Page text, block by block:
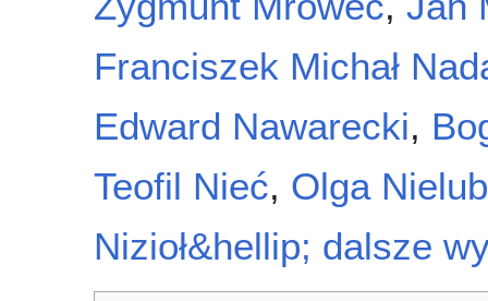
Franciszek Michał
Edward Nawarecki,
Teofil Nieć, Olga
Nizioł&hellip; dalsze